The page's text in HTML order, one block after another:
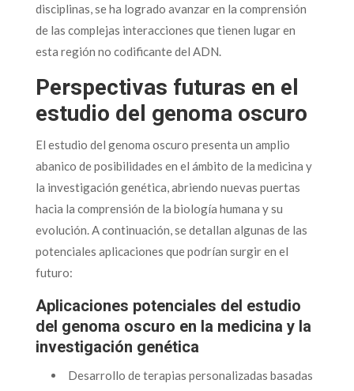
disciplinas, se ha logrado avanzar en la comprensión
de las complejas interacciones que tienen lugar en
esta región no codificante del ADN.
Perspectivas futuras en el
estudio del genoma oscuro
El estudio del genoma oscuro presenta un amplio
abanico de posibilidades en el ámbito de la medicina y
la investigación genética, abriendo nuevas puertas
hacia la comprensión de la biología humana y su
evolución. A continuación, se detallan algunas de las
potenciales aplicaciones que podrían surgir en el
futuro:
Aplicaciones potenciales del estudio
del genoma oscuro en la medicina y la
investigación genética
Desarrollo de terapias personalizadas basadas